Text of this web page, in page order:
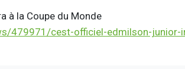
à la Coupe du Monde
479971/cest-officiel-edmilson-junior-